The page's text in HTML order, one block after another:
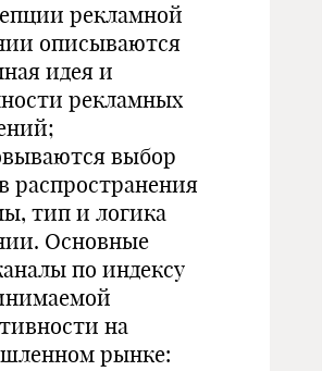
рекламной
описываются
идея и
рекламных
выбор
распространения
тип и логика
Основные
по индексу
на
рынке: